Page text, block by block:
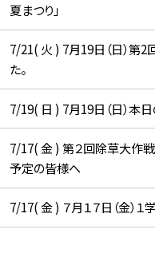
夏まつり」
7/21( 火 ) 7月19日（日）第2
た。
7/19( 日 ) 7月19日（日）本
7/17( 金 ) 第２回除草大作戦
予定の皆様へ
7/17( 金 ) ７月１７日（金）